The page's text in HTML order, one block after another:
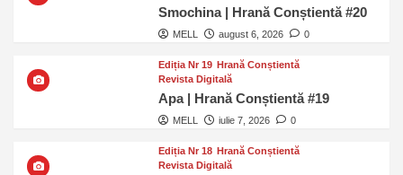
Smochina | Hrană Conștientă #20
MELL august 6, 2026 0
Ediția Nr 19 Hrană Conștientă
Revista Digitală
Apa | Hrană Conștientă #19
MELL iulie 7, 2026 0
Ediția Nr 18 Hrană Conștientă
Revista Digitală